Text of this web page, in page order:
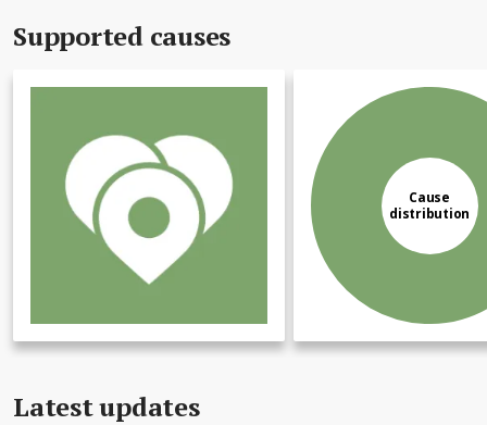
Supported causes
Cause
distribution
Latest updates